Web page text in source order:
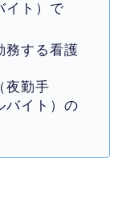
イト）で
務する看護
夜勤手
バイト）の